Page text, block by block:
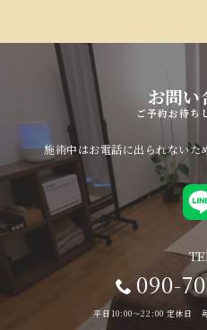
お問い
ご予約お待ち
施術中はお電話に出られないた
090-
平日10:00〜22:00 定休日